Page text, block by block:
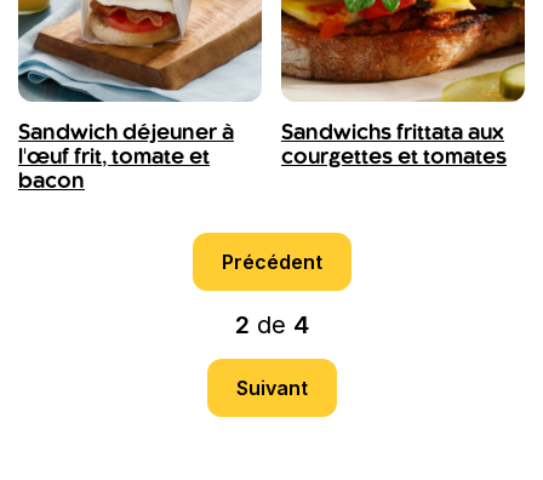
Sandwich déjeuner à
l'œuf frit, tomate et
bacon
Sandwichs frittata aux
courgettes et tomates
Précédent
2 de 4
Suivant